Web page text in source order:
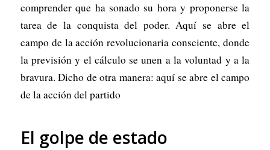
comprender que ha sonado su hora y proponerse la
tarea de la conquista del poder. Aquí se abre el
campo de la acción revolucionaria consciente, donde
la previsión y el cálculo se unen a la voluntad y a la
bravura. Dicho de otra manera: aquí se abre el campo
de la acción del partido
El golpe de estado